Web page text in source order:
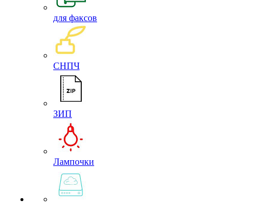
для факсов
СНПЧ
ЗИП
Лампочки